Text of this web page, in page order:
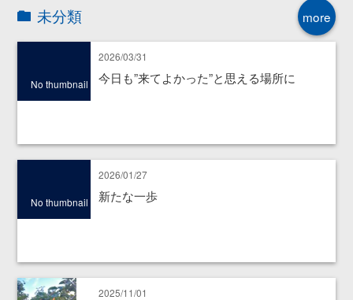
more
未分類
No thumbnail
2026/03/31
今日も”来てよかった”と思える場所に
No thumbnail
2026/01/27
新たな一歩
2025/11/01